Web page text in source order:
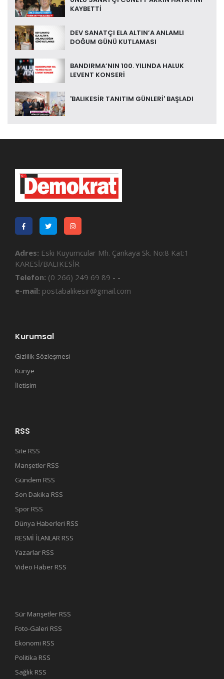
KAYBETTİ
DEV SANATÇI ELA ALTIN’A ANLAMLI
DOĞUM GÜNÜ KUTLAMASI
BANDIRMA’NIN 100. YILINDA HALUK
LEVENT KONSERİ
'BALIKESİR TANITIM GÜNLERİ' BAŞLADI
Adres: Eski Kuyumcular Mh. Çankaya Sk. No:8 Kat:1
KARESİ/BALIKESİR
Telefon: (0 266) 249 69 89 - -
e-mail: postabalikesir@gmail.com
Kurumsal
Gizlilik Sözleşmesi
Künye
İletisim
RSS
Site RSS
Manşetler RSS
Gündem RSS
Son Dakika RSS
Spor RSS
Dünya Haberleri RSS
RESMİ İLANLAR RSS
Yazarlar RSS
Video Haber RSS
Sür Manşetler RSS
Foto-Galeri RSS
Ekonomi RSS
Politika RSS
Sağlık RSS